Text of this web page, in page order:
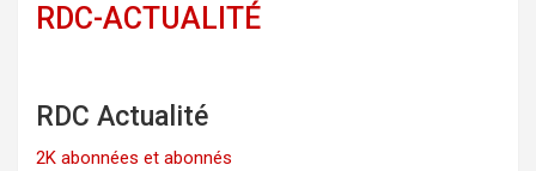
RDC-ACTUALITÉ
RDC Actualité
2K abonnées et abonnés